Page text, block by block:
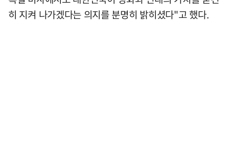
히 지켜 나가겠다는 의지를 분명히 밝히셨다"고 했다.